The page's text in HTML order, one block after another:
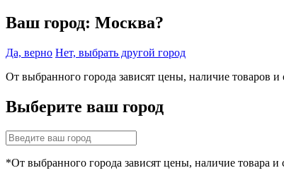
Ваш город: Москва?
Да, верно Нет, выбрать другой город
От выбранного города зависят цены, наличие товаров и
Выберите ваш город
*От выбранного города зависят цены, наличие товара и